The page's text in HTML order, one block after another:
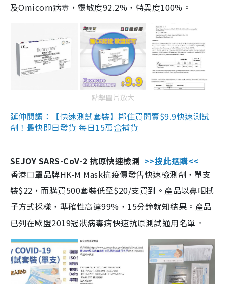
及Omicorn病毒，靈敏度92.2%，特異度100%。
點擊圖片放大
延伸閱讀：【快速測試套裝】鄰住買開賣$9.9快速測試
劑！最快即日發貨 每日15萬盒補貨
SEJOY SARS-CoV-2 抗原快速檢測 >>按此選購<<
香港口罩品牌HK-M Mask抗疫價發售快速檢測劑，單支
裝$22，而購買500套裝低至$20/支買到。產品以鼻咽拭
子方式採樣，準確性高達99%，15分鐘就知結果。產品
已列在歐盟2019冠狀病毒病快速抗原測試通用名單。